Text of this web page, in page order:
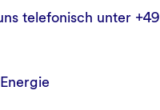
telefonisch unter